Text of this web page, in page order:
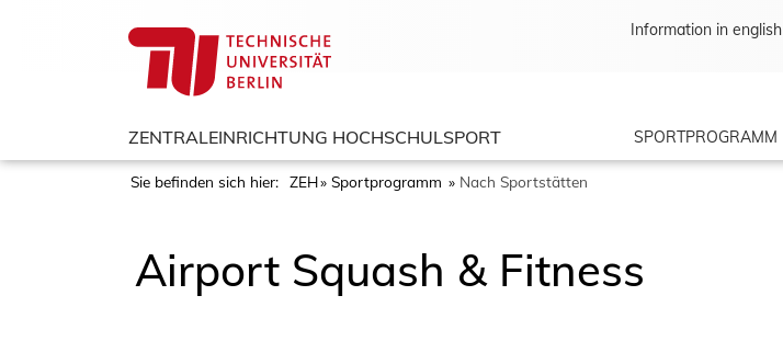
ZENTRALEINRICHTUNG HOCHSCHULSPORT
Information in english
SPORTPROGRAMM
Sie befinden sich hier: ZEH Sportprogramm Nach Sportstätten
Airport Squash & Fitness